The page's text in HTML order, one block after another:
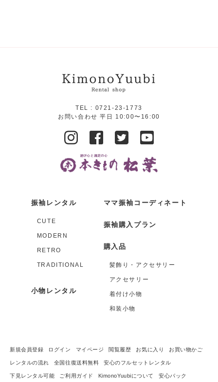
TEL : 0721-23-1773
お問い合わせ 平日 10:00〜16:00
振袖レンタル
CUTE
MODERN
RETRO
TRADITIONAL
小物レンタル
ママ振袖コーディネート
振袖購入プラン
購入品
髪飾り・アクセサリー
アクセサリー
着付け小物
和装小物
新規会員登録 ログイン マイページ 閲覧履歴 お気に入り お買い物かご
レンタルの流れ 全国往復送料無料 安心のフルセットレンタル
下見レンタル可能 ご利用ガイド KimonoYuubiについて 安心パック